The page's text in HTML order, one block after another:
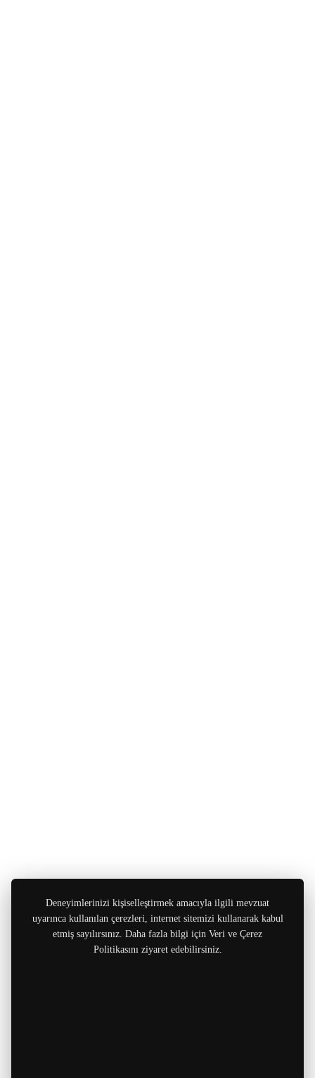
Deneyimlerinizi kişiselleştirmek amacıyla ilgili mevzuat
uyarınca kullanılan çerezleri, internet sitemizi kullanarak kabul
etmiş sayılırsınız. Daha fazla bilgi için Veri ve Çerez
Politikasını ziyaret edebilirsiniz.